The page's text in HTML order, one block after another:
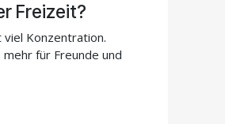
Freizeit?
Konzentration.
für Freunde und